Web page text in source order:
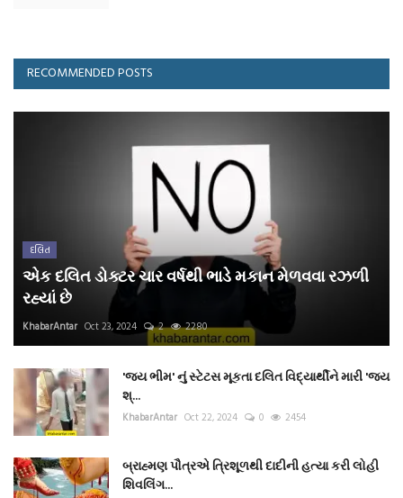
RECOMMENDED POSTS
દલિત
એક દલિત ડોક્ટર ચાર વર્ષથી ભાડે મકાન મેળવવા રઝળી
રહ્યાં છે
KhabarAntar Oct 23, 2024 2 2280
'જય ભીમ' નું સ્ટેટસ મૂકતા દલિત વિદ્યાર્થીને મારી 'જય
શ્...
KhabarAntar Oct 22, 2024 0 2454
બ્રાહ્મણ પૌત્રએ ત્રિશૂળથી દાદીની હત્યા કરી લોહી
શિવલિંગ...